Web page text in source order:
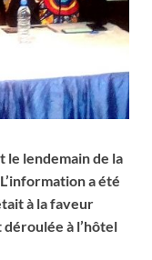
le lendemain de la
a été
à la faveur
déroulée à l’hôtel